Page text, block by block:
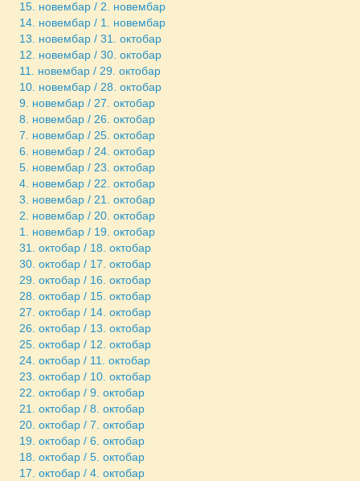
15. новембар / 2. новембар
14. новембар / 1. новембар
13. новембар / 31. октобар
12. новембар / 30. октобар
11. новембар / 29. октобар
10. новембар / 28. октобар
9. новембар / 27. октобар
8. новембар / 26. октобар
7. новембар / 25. октобар
6. новембар / 24. октобар
5. новембар / 23. октобар
4. новембар / 22. октобар
3. новембар / 21. октобар
2. новембар / 20. октобар
1. новембар / 19. октобар
31. октобар / 18. октобар
30. октобар / 17. октобар
29. октобар / 16. октобар
28. октобар / 15. октобар
27. октобар / 14. октобар
26. октобар / 13. октобар
25. октобар / 12. октобар
24. октобар / 11. октобар
23. октобар / 10. октобар
22. октобар / 9. октобар
21. октобар / 8. октобар
20. октобар / 7. октобар
19. октобар / 6. октобар
18. октобар / 5. октобар
17. октобар / 4. октобар